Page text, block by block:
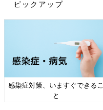
ピックアップ
感染症対策、いますぐできるこ
と